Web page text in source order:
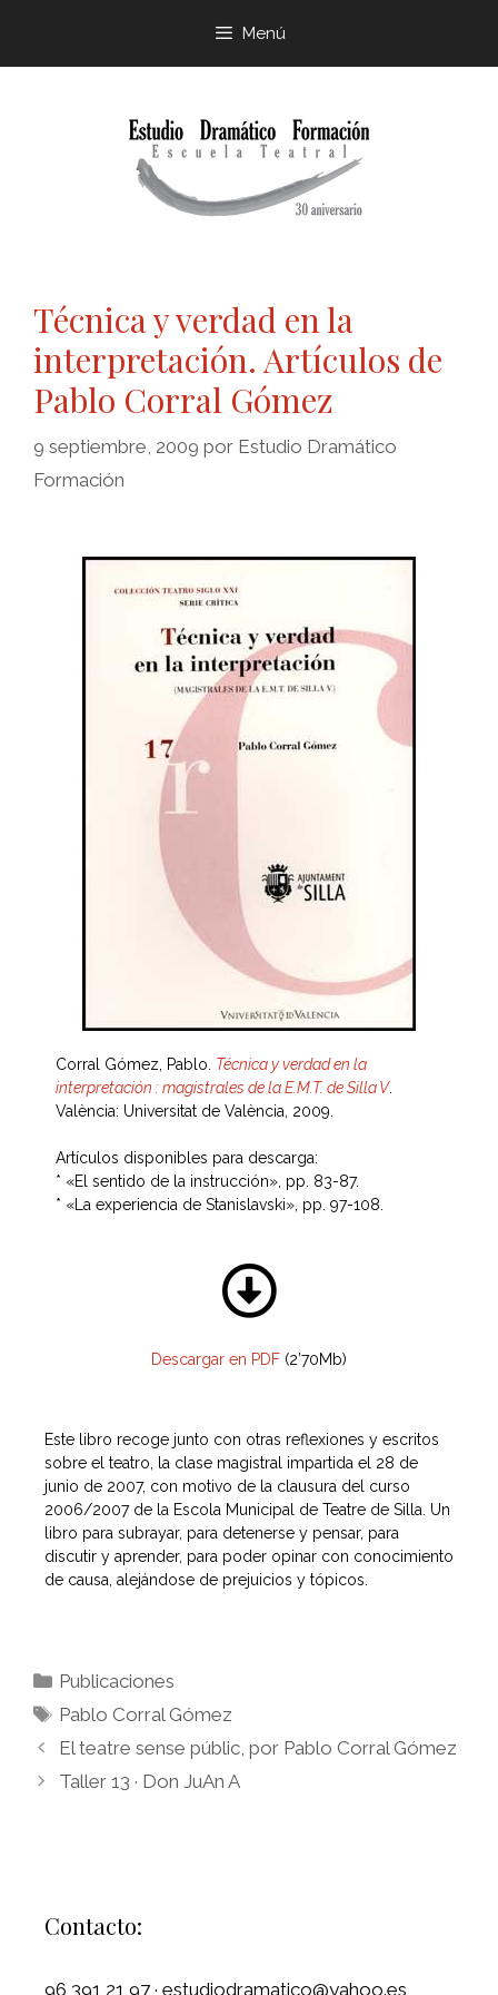
Menú
Técnica y verdad en la
interpretación. Artículos de
Pablo Corral Gómez
9 septiembre, 2009 por Estudio Dramático
Formación
Corral Gómez, Pablo. Técnica y verdad en la
interpretación : magistrales de la E.M.T. de Silla V.
València: Universitat de València, 2009.
Artículos disponibles para descarga:
* «El sentido de la instrucción», pp. 83-87.
* «La experiencia de Stanislavski», pp. 97-108.
Descargar en PDF (2’70Mb)
Este libro recoge junto con otras reflexiones y escritos
sobre el teatro, la clase magistral impartida el 28 de
junio de 2007, con motivo de la clausura del curso
2006/2007 de la Escola Municipal de Teatre de Silla. Un
libro para subrayar, para detenerse y pensar, para
discutir y aprender, para poder opinar con conocimiento
de causa, alejándose de prejuicios y tópicos.
Publicaciones
Pablo Corral Gómez
El teatre sense públic, por Pablo Corral Gómez
Taller 13 · Don JuAn A
Contacto:
96 391 21 97 · estudiodramatico@yahoo.es